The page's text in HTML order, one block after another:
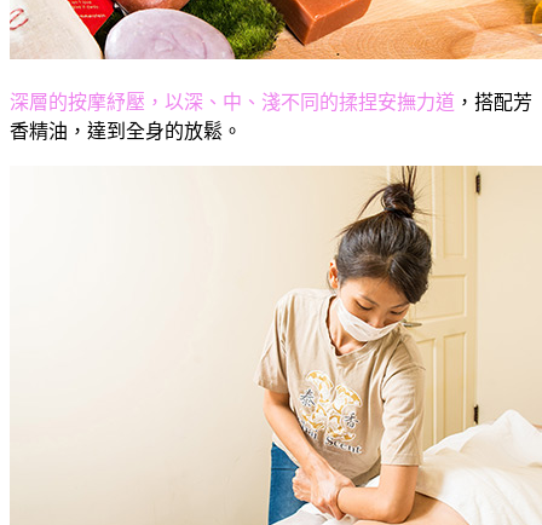
深層的按摩紓壓，以深、中、淺不同的揉捏安撫力道 ，搭配芳
香精油，達到全身的放鬆。